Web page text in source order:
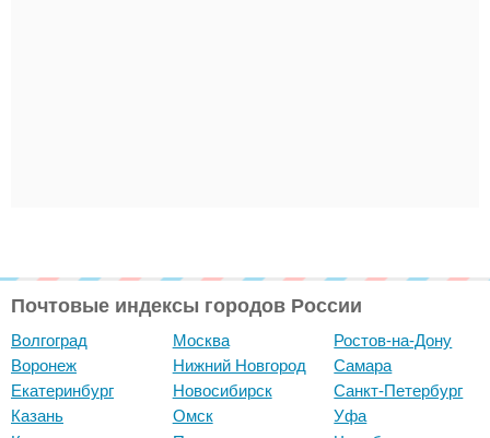
Почтовые индексы городов России
Волгоград
Воронеж
Екатеринбург
Казань
Москва
Нижний Новгород
Новосибирск
Омск
Ростов-на-Дону
Самара
Санкт-Петербург
Уфа